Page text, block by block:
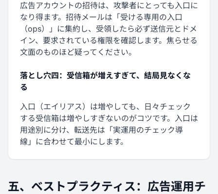
広告アカウントの招待は、攻撃者にとっても入口に
なり得ます。招待メールは「受ける専用の入口
（ops）」に集約し、受領したら必ず送信元とドメ
イン、要求されている権限を確認します。焦らせる
文面のものほど疑ってください。
落とし穴四：受信箱が増えすぎて、結局見なくな
る
入口（エイリアス）は増やしても、日々チェック
する受信箱は増やしすぎないのがコツです。入口は
用途別に分け、転送先は「実運用のチェック導
線」に合わせて最小にします。
五、ベストプラクティス：広告運用チ